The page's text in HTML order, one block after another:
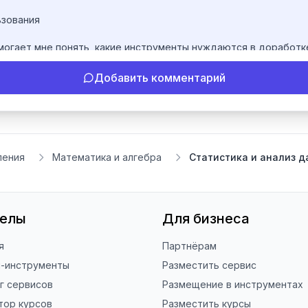
мне понять, какие инструменты нуждаются в
Добавить комментарий
Математика и алгебра Статистика и анализ
инструменты
сервисов
курсов
Для бизнеса
Партнёрам
Разместить сервис
Размещение в инструментах
Разместить курсы